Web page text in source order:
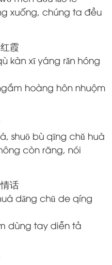
xuống, chúng ta đều
霞
kàn xī yáng rǎn hóng
hoàng hôn nhuộm
shuō bù qīng chǔ huà
còn răng, nói
话
dāng chū de qíng
dùng tay diễn tả